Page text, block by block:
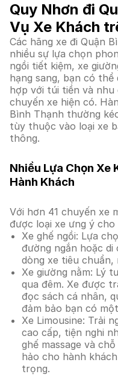
Quy Nhơn đi
Vụ Xe Khách
Các hãng xe đi Quận
nhiều sự lựa chọn
ngồi tiết kiệm, xe
hạng sang, bạn có
hợp với túi tiền và nhu
chuyến xe hiện có.
Bình Thạnh thường
tùy thuộc vào loại xe
thông.
Nhiều Lựa Chọn Xe
Hành Khách
Với hơn 41 chuyến xe
được loại xe ưng ý
Xe ghế ngồi: Lựa
đường ngắn hoặc di
dòng xe tiêu chuẩn,
Xe giường nằm: Lý
qua đêm. Xe được
đọc sách cá nhân,
đảm bảo bạn có
Xe Limousine: Trải
cao cấp, tiện nghi
ghế massage và
hảo cho hành
trọng.